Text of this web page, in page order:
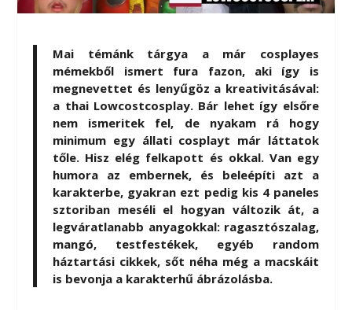
Mai témánk tárgya a már cosplayes
mémekből ismert fura fazon, aki így is
megnevettet és lenyűgöz a kreativitásával:
a thai Lowcostcosplay. Bár lehet így elsőre
nem ismeritek fel, de nyakam rá hogy
minimum egy állati cosplayt már láttatok
tőle. Hisz elég felkapott és okkal. Van egy
humora az embernek, és beleépíti azt a
karakterbe, gyakran ezt pedig kis 4 paneles
sztoriban meséli el hogyan változik át, a
legváratlanabb anyagokkal: ragasztószalag,
mangó, testfestékek, egyéb random
háztartási cikkek, sőt néha még a macskáit
is bevonja a karakterhű ábrázolásba.